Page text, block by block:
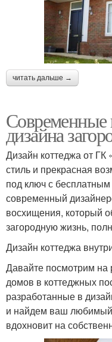
читать дальше →
Современные
дизайна
Дизайн коттеджа от
стиль и прекрасная
под ключ с
современный
восхищения, который
загородную жизнь,
Дизайн коттеджа
Давайте посмотрим на
домов в коттеджных
разработанные в
и найдем ваш любимый
вдохновит на